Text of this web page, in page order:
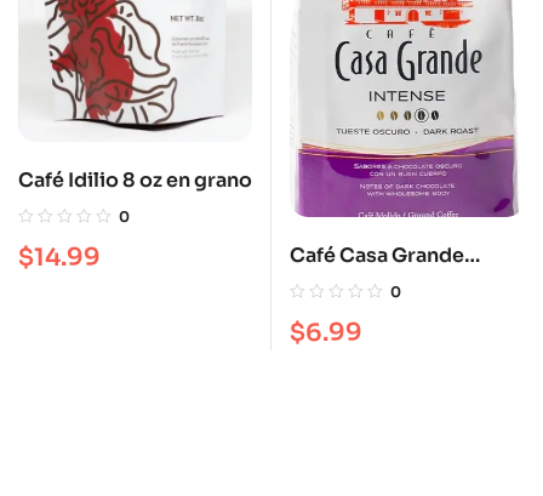
Café Idilio 8 oz en grano
0
$14.99
Café Casa Grande
Intense Blend molido 12
0
$6.99